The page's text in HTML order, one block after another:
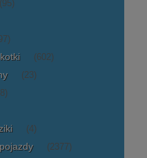
(95)
(602)
(23)
(4)
(2377)